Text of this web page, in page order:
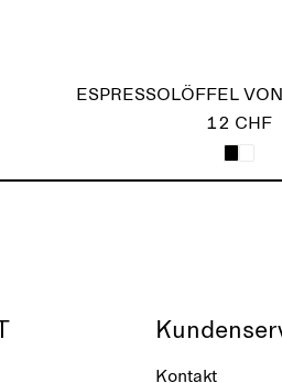
ESPRESSOLÖFFEL
12 CHF
Kontakt